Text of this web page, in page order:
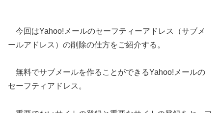
今回はYahoo!メールのセーフティーアドレス（サブメ
ールアドレス）の削除の仕方をご紹介する。
無料でサブメールを作ることができるYahoo!メールの
セーフティアドレス。